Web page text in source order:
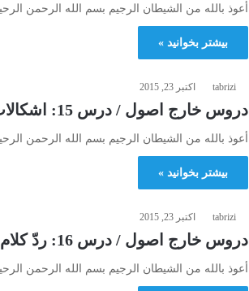
أعوذ بالله من الشیطان الرجیم بسم الله
بیشتر بخوانید »
tabrizi اکتبر 23, 2015
دروس خارج اصول / درس 15: اشكالات آخوند بر جزئى ذهنى بودن معانى حروف ـ نظر مرحوم
أعوذ بالله من الشیطان الرجیم بسم الله الرحمن
بیشتر بخوانید »
tabrizi اکتبر 23, 2015
دروس خارج اصول / درس 16: ردّ كلام مرحوم كمپانى ـ كلام مرحوم نائينى در وضع حروف
أعوذ بالله من الشیطان الرجیم بسم الله الرحمن